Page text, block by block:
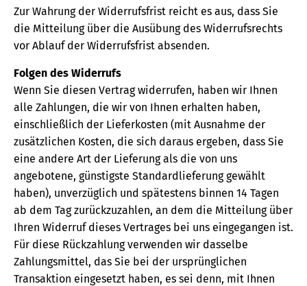
Zur Wahrung der Widerrufsfrist reicht es aus, dass Sie
die Mitteilung über die Ausübung des Widerrufsrechts
vor Ablauf der Widerrufsfrist absenden.
Folgen des Widerrufs
Wenn Sie diesen Vertrag widerrufen, haben wir Ihnen
alle Zahlungen, die wir von Ihnen erhalten haben,
einschließlich der Lieferkosten (mit Ausnahme der
zusätzlichen Kosten, die sich daraus ergeben, dass Sie
eine andere Art der Lieferung als die von uns
angebotene, günstigste Standardlieferung gewählt
haben), unverzüglich und spätestens binnen 14 Tagen
ab dem Tag zurückzuzahlen, an dem die Mitteilung über
Ihren Widerruf dieses Vertrages bei uns eingegangen ist.
Für diese Rückzahlung verwenden wir dasselbe
Zahlungsmittel, das Sie bei der ursprünglichen
Transaktion eingesetzt haben, es sei denn, mit Ihnen